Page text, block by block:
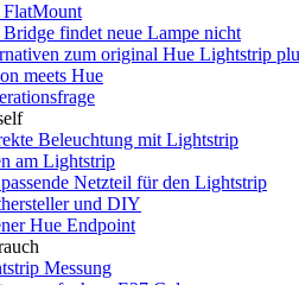
FlatMount
findet neue Lampe nicht
zum original Hue Lightstrip
meets Hue
Beleuchtung mit Lightstrip
am Lightstrip
Netzteil für den Lightstrip
und DIY
Hue Endpoint
Messung